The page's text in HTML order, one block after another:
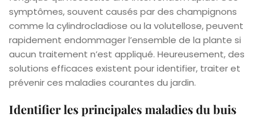
symptômes, souvent causés par des champignons
comme la cylindrocladiose ou la volutellose, peuvent
rapidement endommager l’ensemble de la plante si
aucun traitement n’est appliqué. Heureusement, des
solutions efficaces existent pour identifier, traiter et
prévenir ces maladies courantes du jardin.
Identifier les principales maladies du buis